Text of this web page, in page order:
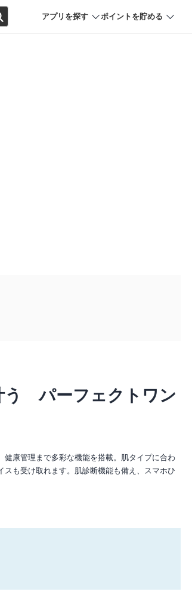
アプリを探す ポイントを貯める
う パーフェクトワン
健康管理まで多彩な機能を搭載。肌タイプに合わ
も受け取れます。肌診断機能も備え、スマホひ